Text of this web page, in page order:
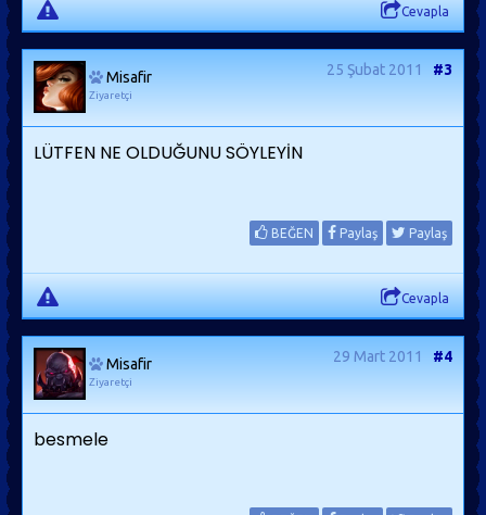
Cevapla
Misafir
Ziyaretçi
25 Şubat 2011 #3
LÜTFEN NE OLDUĞUNU SÖYLEYİN
BEĞEN Paylaş Paylaş
Cevapla
Misafir
Ziyaretçi
29 Mart 2011 #4
besmele